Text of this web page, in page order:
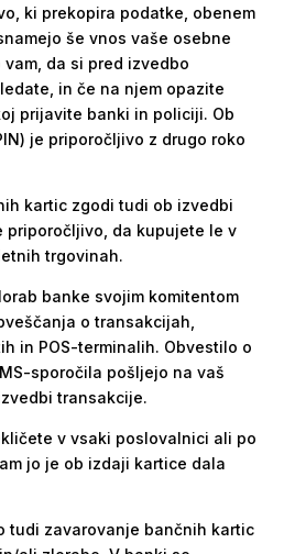
ki prekopira podatke, obenem
še vnos vaše osebne
da si pred izvedbo
in če na njem opazite
prijavite banki in policiji. Ob
je priporočljivo z drugo roko
kartic zgodi tudi ob izvedbi
priporočljivo, da kupujete le v
trgovinah.
banke svojim komitentom
o transakcijah,
in POS-terminalih. Obvestilo o
sporočila pošljejo na vaš
transakcije.
v vsaki poslovalnici ali po
jo je ob izdaji kartice dala
tudi zavarovanje bančnih kartic